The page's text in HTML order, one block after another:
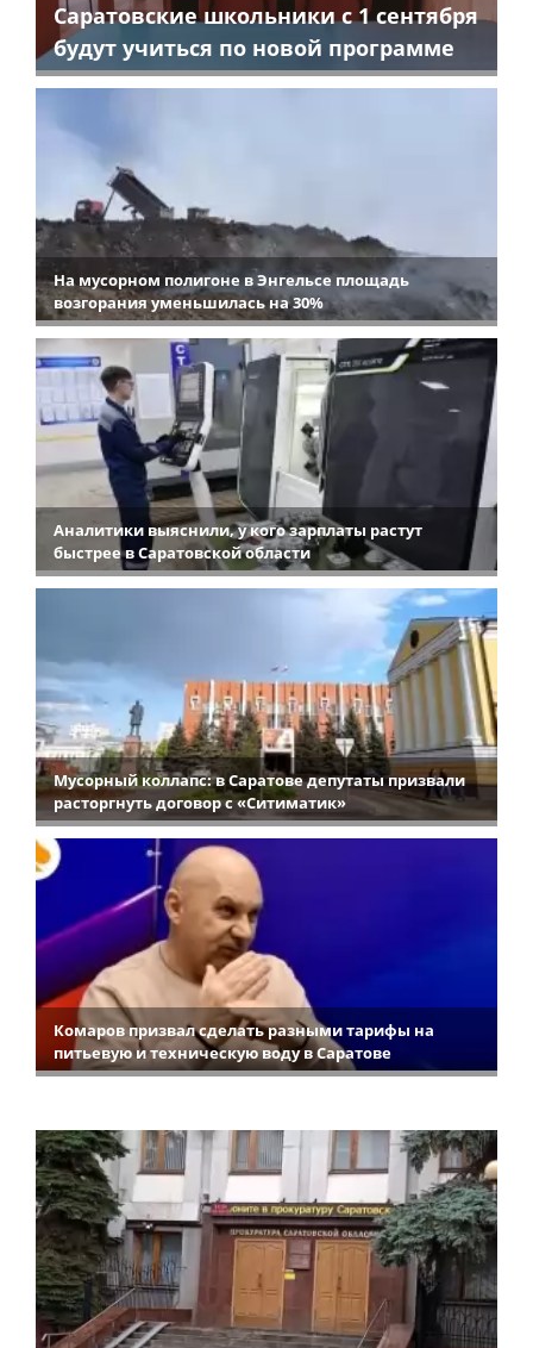
Саратовские школьники с 1 сентября
будут учиться по новой программе
На мусорном полигоне в Энгельсе площадь
возгорания уменьшилась на 30%
Аналитики выяснили, у кого зарплаты растут
быстрее в Саратовской области
Мусорный коллапс: в Саратове депутаты призвали
расторгнуть договор с «Ситиматик»
Комаров призвал сделать разными тарифы на
питьевую и техническую воду в Саратове